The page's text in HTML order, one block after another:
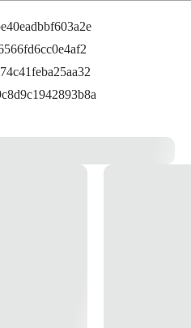
ao finalizar o processo de
para motos off-road, por
é um detergente de alta
de sua moto. O DropMud protege
e borrachas, prolongando o
ao lavar sua moto off-road.